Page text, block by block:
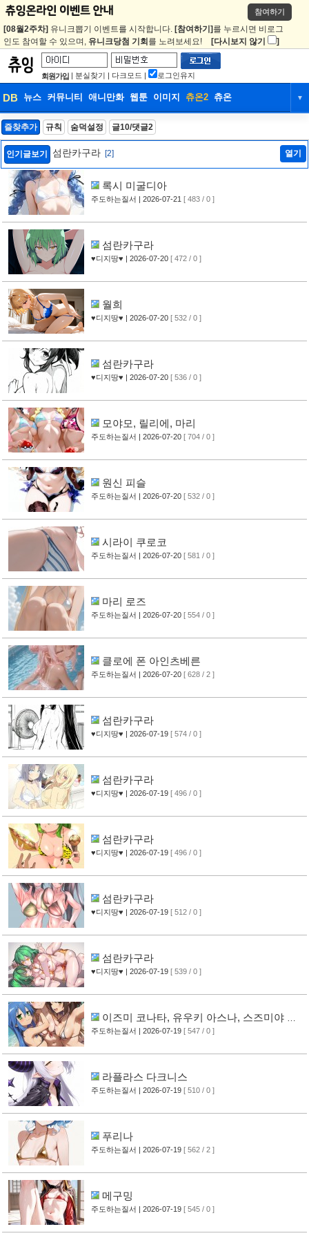
참여하기
[08월2주차] 유니크뽑기 이벤트를 시작합니다. [참여하기] 를 누르시면 비로그
인도 참여할 수 있으며, 유니크당첨 기회 를 노려보세요! [다시보지 않기 ]
회원가입 | 분실찾기 | 다크모드 | 로그인유지
DB 뉴스 커뮤니티 애니만화 웹툰 이미지 츄온2 츄온 ▼
DB 뉴스
웹툰 이미지
즐찾추가 규칙 숨덕설정 글10/댓글2
인기글보기 섬란카구라 [2] 열기
록시 미굴디아
주도하는질서 | 2026-07-21 [ 483 / 0 ]
섬란카구라
♥디지땅♥ | 2026-07-20 [ 472 / 0 ]
월희
♥디지땅♥ | 2026-07-20 [ 532 / 0 ]
섬란카구라
♥디지땅♥ | 2026-07-20 [ 536 / 0 ]
모야모, 릴리에, 마리
주도하는질서 | 2026-07-20 [ 704 / 0 ]
원신 피슬
주도하는질서 | 2026-07-20 [ 532 / 0 ]
시라이 쿠로코
주도하는질서 | 2026-07-20 [ 581 / 0 ]
마리 로즈
주도하는질서 | 2026-07-20 [ 554 / 0 ]
클로에 폰 아인츠베른
주도하는질서 | 2026-07-20 [ 628 / 2 ]
섬란카구라
♥디지땅♥ | 2026-07-19 [ 574 / 0 ]
섬란카구라
♥디지땅♥ | 2026-07-19 [ 496 / 0 ]
섬란카구라
♥디지땅♥ | 2026-07-19 [ 496 / 0 ]
섬란카구라
♥디지땅♥ | 2026-07-19 [ 512 / 0 ]
섬란카구라
♥디지땅♥ | 2026-07-19 [ 539 / 0 ]
이즈미 코나타, 유우키 아스나, 스즈미야 하
루히
주도하는질서 | 2026-07-19 [ 547 / 0 ]
라플라스 다크니스
주도하는질서 | 2026-07-19 [ 510 / 0 ]
푸리나
주도하는질서 | 2026-07-19 [ 562 / 2 ]
메구밍
주도하는질서 | 2026-07-19 [ 545 / 0 ]